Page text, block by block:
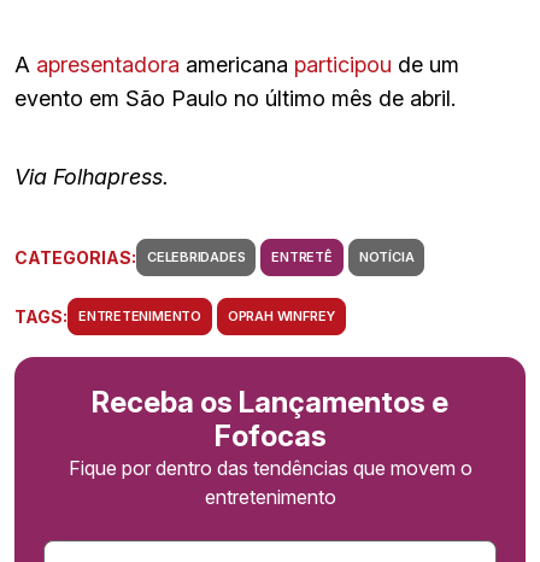
A apresentadora americana participou de um
evento em São Paulo no último mês de abril.
Via Folhapress.
CATEGORIAS: CELEBRIDADES ENTRETÊ NOTÍCIA
TAGS: ENTRETENIMENTO OPRAH WINFREY
Receba os Lançamentos e
Fofocas
Fique por dentro das tendências que movem o
entretenimento